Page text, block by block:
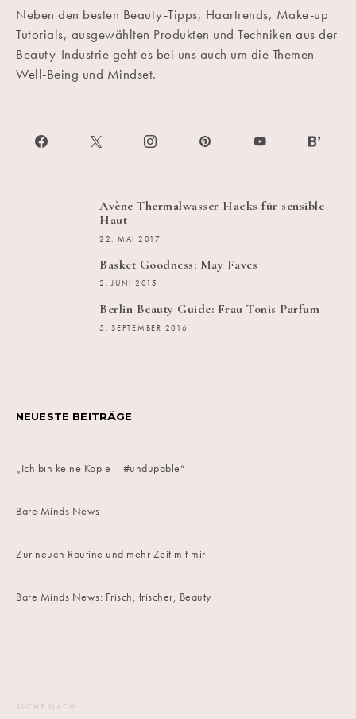
Neben den besten Beauty-Tipps, Haartrends, Make-up
Tutorials, ausgewählten Produkten und Techniken aus der
Beauty-Industrie geht es bei uns auch um die Themen
Well-Being und Mindset.
Avène Thermalwasser Hacks für sensible
Haut
22. MAI 2017
Basket Goodness: May Faves
2. JUNI 2015
Berlin Beauty Guide: Frau Tonis Parfum
5. SEPTEMBER 2016
NEUESTE BEITRÄGE
„Ich bin keine Kopie – #undupable“
Bare Minds News
Zur neuen Routine und mehr Zeit mit mir
Bare Minds News: Frisch, frischer, Beauty
SUCHE NACH: